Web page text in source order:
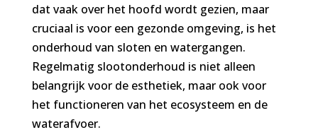
dat vaak over het hoofd wordt gezien, maar
cruciaal is voor een gezonde omgeving, is het
onderhoud van sloten en watergangen.
Regelmatig slootonderhoud is niet alleen
belangrijk voor de esthetiek, maar ook voor
het functioneren van het ecosysteem en de
waterafvoer.